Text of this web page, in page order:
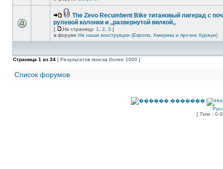
The Zevo Recumbent Bike титановый лигерад с
рулевой колонки и ,,развернутой вилкой,,
[ На страницу: 1 2 3 ]
в форуме Не наши конструкции (Европа, Америка и прочие буржуи)
Страница 1 из 34 [ Результатов поиска более 1000 ]
Список форумов
[ Time :